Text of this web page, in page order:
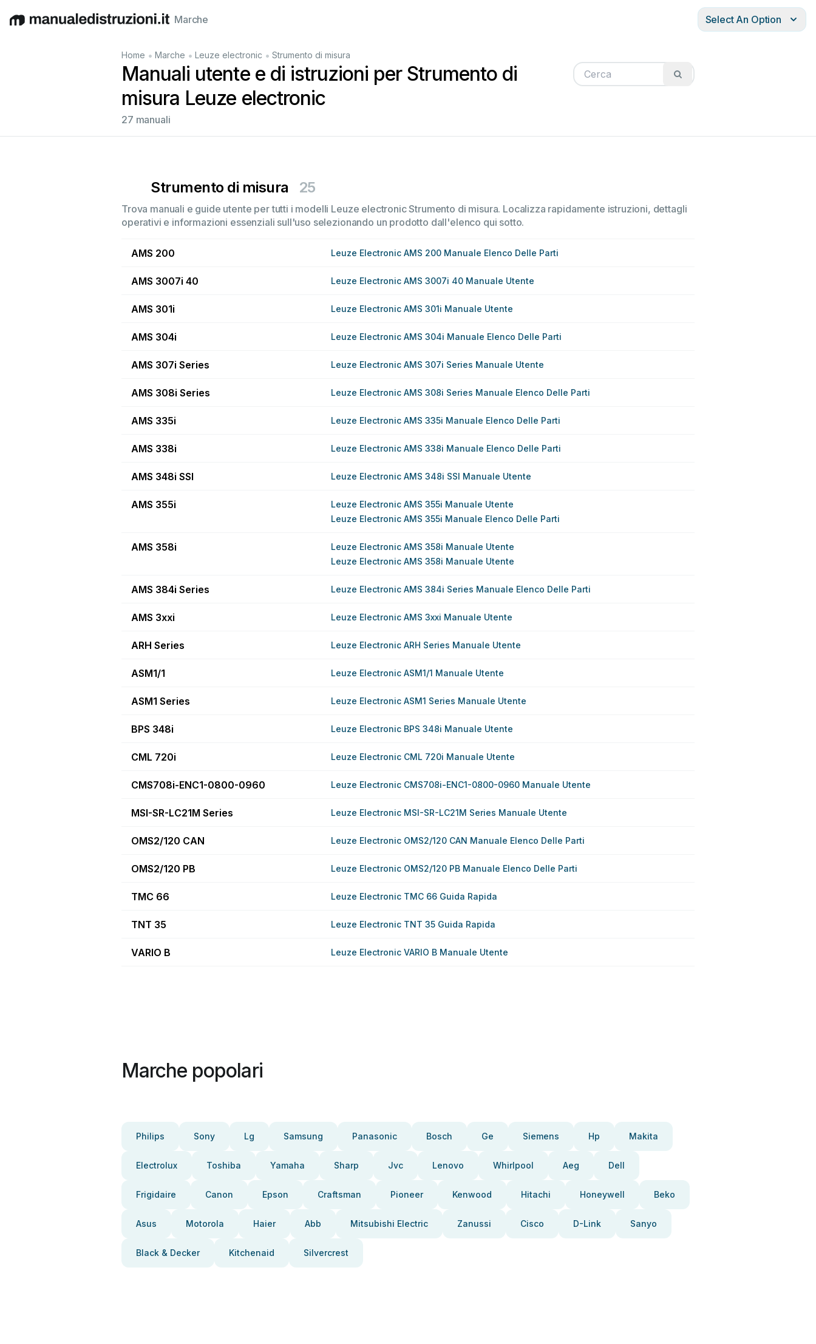
EnglishDeutschEspañol Italiano Français
Marche Select An Option
Home • Marche • Leuze electronic • Strumento di misura
Manuali utente e di istruzioni per Strumento di
misura Leuze electronic
27 manuali
Strumento di misura 25
Trova manuali e guide utente per tutti i modelli Leuze electronic Strumento di misura. Localizza rapidamente istruzioni, dettagli
operativi e informazioni essenziali sull'uso selezionando un prodotto dall'elenco qui sotto.
AMS 200 Leuze Electronic AMS 200 Manuale Elenco Delle Parti
AMS 3007i 40 Leuze Electronic AMS 3007i 40 Manuale Utente
AMS 301i Leuze Electronic AMS 301i Manuale Utente
AMS 304i Leuze Electronic AMS 304i Manuale Elenco Delle Parti
AMS 307i Series Leuze Electronic AMS 307i Series Manuale Utente
AMS 308i Series Leuze Electronic AMS 308i Series Manuale Elenco Delle Parti
AMS 335i Leuze Electronic AMS 335i Manuale Elenco Delle Parti
AMS 338i Leuze Electronic AMS 338i Manuale Elenco Delle Parti
AMS 348i SSI Leuze Electronic AMS 348i SSI Manuale Utente
AMS 355i
Leuze Electronic AMS 355i Manuale Utente
Leuze Electronic AMS 355i Manuale Elenco Delle Parti
AMS 358i
Leuze Electronic AMS 358i Manuale Utente
Leuze Electronic AMS 358i Manuale Utente
AMS 384i Series Leuze Electronic AMS 384i Series Manuale Elenco Delle Parti
AMS 3xxi Leuze Electronic AMS 3xxi Manuale Utente
ARH Series Leuze Electronic ARH Series Manuale Utente
ASM1/1 Leuze Electronic ASM1/1 Manuale Utente
ASM1 Series Leuze Electronic ASM1 Series Manuale Utente
BPS 348i Leuze Electronic BPS 348i Manuale Utente
CML 720i Leuze Electronic CML 720i Manuale Utente
CMS708i-ENC1-0800-0960 Leuze Electronic CMS708i-ENC1-0800-0960 Manuale Utente
MSI-SR-LC21M Series Leuze Electronic MSI-SR-LC21M Series Manuale Utente
OMS2/120 CAN Leuze Electronic OMS2/120 CAN Manuale Elenco Delle Parti
OMS2/120 PB Leuze Electronic OMS2/120 PB Manuale Elenco Delle Parti
TMC 66 Leuze Electronic TMC 66 Guida Rapida
TNT 35 Leuze Electronic TNT 35 Guida Rapida
VARIO B Leuze Electronic VARIO B Manuale Utente
Marche popolari
Philips Sony Lg Samsung Panasonic Bosch Ge Siemens Hp Makita
Electrolux Toshiba Yamaha Sharp Jvc Lenovo Whirlpool Aeg Dell
Frigidaire Canon Epson Craftsman Pioneer Kenwood Hitachi Honeywell Beko
Asus Motorola Haier Abb Mitsubishi Electric Zanussi Cisco D-Link Sanyo
Black & Decker Kitchenaid Silvercrest